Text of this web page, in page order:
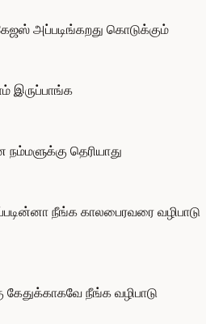
அப்படிங்கறது கொடுக்கும்
இருப்பாங்க
நம்மளுக்கு தெரியாது
நீங்க காலபைரவரை வழிபாடு
நீங்க வழிபாடு